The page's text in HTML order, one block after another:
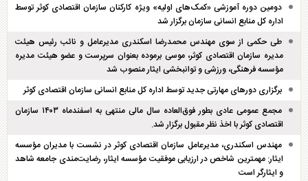
دومین دوره آموزشی «کمک‌های اولیه» ویژه کارکنان سازمان اقتصادی کوثر توسط
اداره کل منابع انسانی سازمان برگزار شد
طی حکمی از سوی مهندس محمدرضا اسکندری مدیرعامل و نائب رئیس هیئت
مدیره سازمان اقتصادی کوثر، موسی برموده بعنوان سرپرست و عضو هیئت مدیره
مؤسسه فرهنگی، ورزشی و توانبخشی ایثار منصوب شد
برگزاری دور‌های مهارتی جدید توسط اداره کل منابع انسانی سازمان اقتصادی کوثر
مجمع عمومی عادی بطور فوق‌العاده سال مالی منتهی به اسفند‌ماه ۱۴۰۳ سازمان
اقتصادی کوثر با اخذ نظر مقبول برگزار شد.
مهندس اسکندری، مدیرعامل سازمان اقتصادی کوثر در نشست با مدیران مؤسسه
ایثار: مهمترین شاخص در ارزیابی موفقیت مؤسسه ایثار، رضایت‌مندی جامعه شاهد
و ایثارگر است